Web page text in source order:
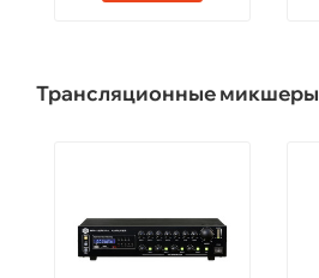
Трансляционные микшеры